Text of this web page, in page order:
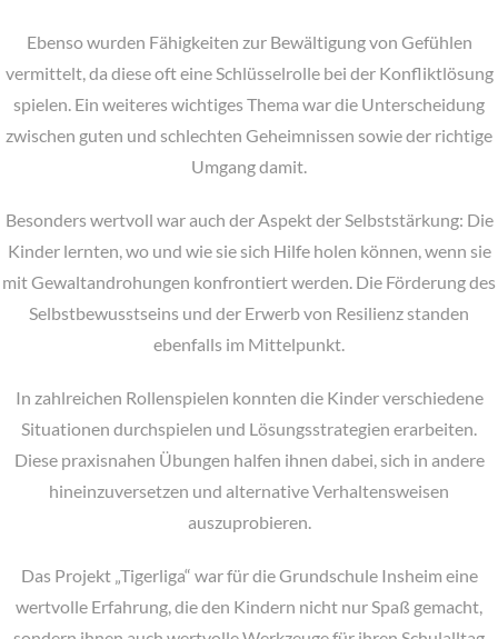
Ebenso wurden Fähigkeiten zur Bewältigung von Gefühlen
vermittelt, da diese oft eine Schlüsselrolle bei der Konfliktlösung
spielen. Ein weiteres wichtiges Thema war die Unterscheidung
zwischen guten und schlechten Geheimnissen sowie der richtige
Umgang damit.
Besonders wertvoll war auch der Aspekt der Selbststärkung: Die
Kinder lernten, wo und wie sie sich Hilfe holen können, wenn sie
mit Gewaltandrohungen konfrontiert werden. Die Förderung des
Selbstbewusstseins und der Erwerb von Resilienz standen
ebenfalls im Mittelpunkt.
In zahlreichen Rollenspielen konnten die Kinder verschiedene
Situationen durchspielen und Lösungsstrategien erarbeiten.
Diese praxisnahen Übungen halfen ihnen dabei, sich in andere
hineinzuversetzen und alternative Verhaltensweisen
auszuprobieren.
Das Projekt „Tigerliga“ war für die Grundschule Insheim eine
wertvolle Erfahrung, die den Kindern nicht nur Spaß gemacht,